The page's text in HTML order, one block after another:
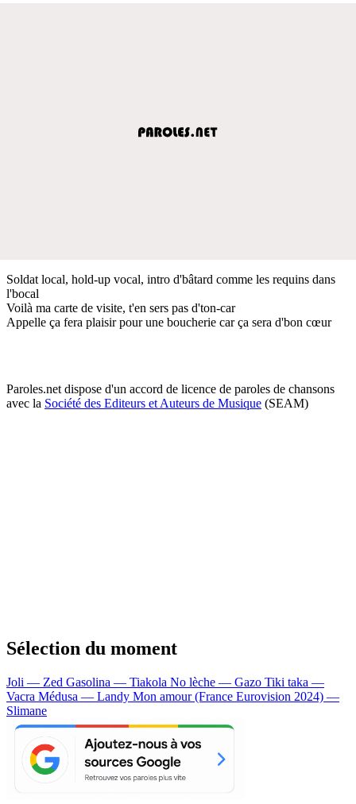
Soldat local, hold-up vocal, intro d'bâtard comme les requins dans
l'bocal
Voilà ma carte de visite, t'en sers pas d'ton-car
Appelle ça fera plaisir pour une boucherie car ça sera d'bon cœur
Paroles.net dispose d'un accord de licence de paroles de chansons
avec la Société des Editeurs et Auteurs de Musique (SEAM)
Sélection du moment
Joli — Zed Gasolina — Tiakola No lèche — Gazo Tiki taka —
Vacra Médusa — Landy Mon amour (France Eurovision 2024) —
Slimane